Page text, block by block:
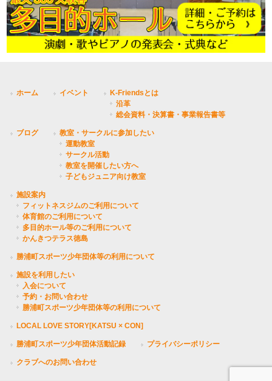
ホーム イベント
K-Friendsとは
沿革
総会資料・決算書・事業報告書等
ブログ
教室・サークルに参加したい
運動教室
サークル活動
教室を開催したい方へ
子どもジュニア向け教室
施設案内
フィットネスジムのご利用について
体育館のご利用について
多目的ホール等のご利用について
かんきつテラス徳島
勝浦町スポーツ少年団体等の利用について
施設を利用したい
入会について
予約・お問い合わせ
勝浦町スポーツ少年団体等の利用について
LOCAL LOVE STORY[KATSU × CON]
勝浦町スポーツ少年団体活動記録 プライバシーポリシー
クラブへのお問い合わせ